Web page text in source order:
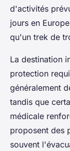
d'activités
jours en
qu'un trek de
La destination
protection
généralement
tandis que
médicale
proposent des
souvent